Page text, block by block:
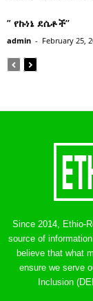
” የኩነኔ ደሴቶች’’
admin - February 25,
Since 2014, Ethio-
source of
believe that what
ensure we serve
Inclusion